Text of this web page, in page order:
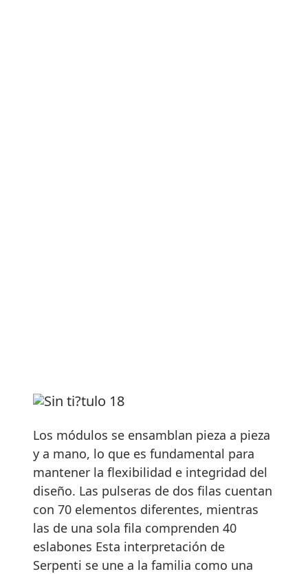
Los módulos se ensamblan pieza a pieza
y a mano, lo que es fundamental para
mantener la flexibilidad e integridad del
diseño. Las pulseras de dos filas cuentan
con 70 elementos diferentes, mientras
las de una sola fila comprenden 40
eslabones Esta interpretación de
Serpenti se une a la familia como una